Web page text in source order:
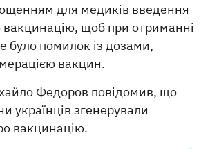
для медиків введення
вакцинацію, щоб при отриманні
було помилок із дозами,
вакцин.
Федоров повідомив, що
українців згенерували
вакцинацію.